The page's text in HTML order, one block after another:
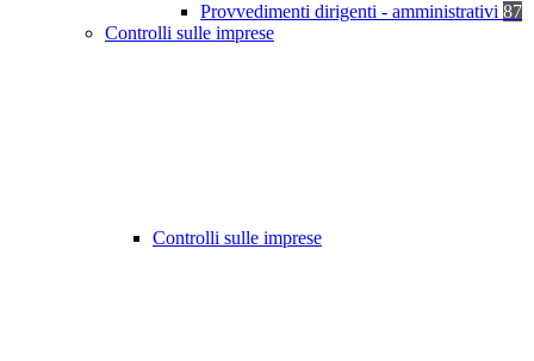
Provvedimenti dirigenti - amministrativi 87
Controlli sulle imprese
Controlli sulle imprese